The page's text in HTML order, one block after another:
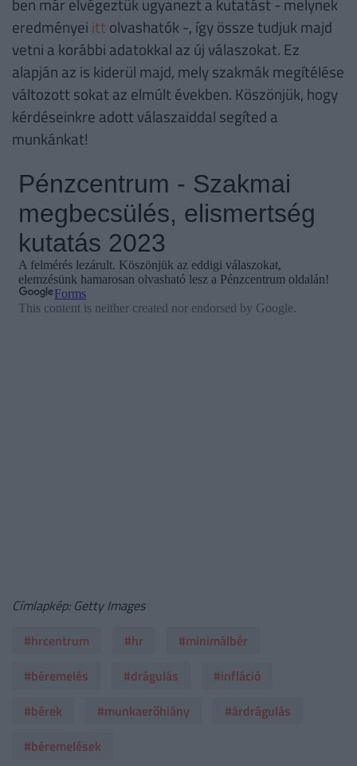
ben már elvégeztük ugyanezt a kutatást - melynek
eredményei itt olvashatók -, így össze tudjuk majd
vetni a korábbi adatokkal az új válaszokat. Ez
alapján az is kiderül majd, mely szakmák megítélése
változott sokat az elmúlt években. Köszönjük, hogy
kérdéseinkre adott válaszaiddal segíted a
munkánkat!
Címlapkép: Getty Images
#hrcentrum
#hr
#minimálbér
#béremelés
#drágulás
#infláció
#bérek
#munkaerőhiány
#árdrágulás
#béremelések